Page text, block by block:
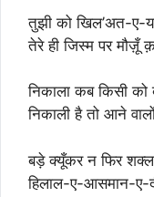
तुझी को खिल’अत-ए-
तेरे ही जिस्म पर मौज़ूँ
निकाला कब किसी
निकाली है तो आने
बड़े क्यूँकर न फिर
हिलाल-ए-आसमान-ए-